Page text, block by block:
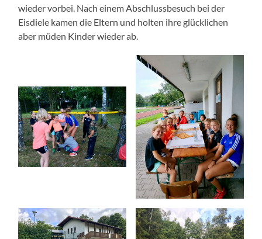
wieder vorbei. Nach einem Abschlussbesuch bei der
Eisdiele kamen die Eltern und holten ihre glücklichen
aber müden Kinder wieder ab.